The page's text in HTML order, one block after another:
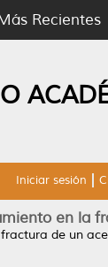
Recientes
Iniciar sesión
en la
de un